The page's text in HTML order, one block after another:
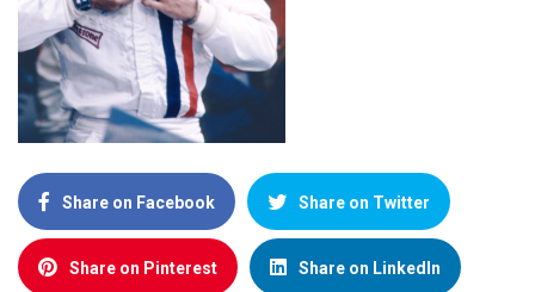
Share on Facebook Share on Twitter
Share on Pinterest Share on LinkedIn